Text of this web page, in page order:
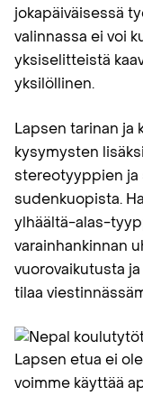
jokapäiväisessä
valinnassa ei voi
yksiselitteistä
yksilöllinen.
Lapsen tarinan ja
kysymysten
stereotyyppien ja
sudenkuopista.
ylhäältä−alas-
varainhankinnan
vuorovaikutusta
tilaa
Lapsen etua ei
voimme käyttää